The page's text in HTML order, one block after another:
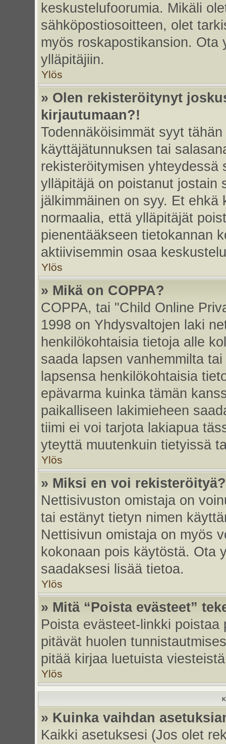
keskustelufoorumia. Mikäli
sähköpostiosoitteen, olet
myös roskapostikansion. Ota
ylläpitäjiin.
Ylös
» Olen rekisteröitynyt
kirjautumaan?!
Todennäköisimmät syyt
käyttäjätunnuksen tai
rekisteröitymisen yhteydessä
ylläpitäjä on poistanut jostain
jälkimmäinen on syy. Et
normaalia, että ylläpitäjät
pienentääkseen tietokannan
aktiivisemmin osaa
Ylös
» Mikä on COPPA?
COPPA, tai "Child Online
1998 on Yhdysvaltojen laki
henkilökohtaisia tietoja alle
saada lapsen vanhemmilta
lapsensa henkilökohtaisia
epävarma kuinka tämän
paikalliseen lakimieheen
tiimi ei voi tarjota lakiapua
yteyttä muutenkuin tietyissä
Ylös
» Miksi en voi rekisteröityä?
Nettisivuston omistaja on
tai estänyt tietyn nimen
Nettisivun omistaja on myös
kokonaan pois käytöstä. Ota
saadaksesi lisää tietoa.
Ylös
» Mitä “Poista evästeet”
Poista evästeet-linkki
pitävät huolen
pitää kirjaa luetuista
Ylös
» Kuinka vaihdan
Kaikki asetuksesi (Jos olet